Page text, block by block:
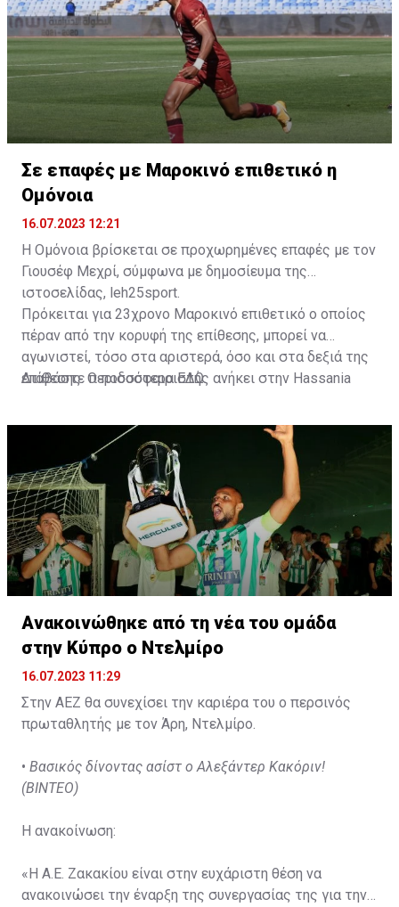
Σε επαφές με Μαροκινό επιθετικό η
Ομόνοια
16.07.2023 12:21
Η Ομόνοια βρίσκεται σε προχωρημένες επαφές με τον
Γιουσέφ Μεχρί, σύμφωνα με δημοσίευμα της
ιστοσελίδας, leh25sport.
Πρόκειται για 23χρονο Μαροκινό επιθετικό ο οποίος
πέραν από την κορυφή της επίθεσης, μπορεί να
αγωνιστεί, τόσο στα αριστερά, όσο και στα δεξιά της
επίθεσης. Ο ποδοσφαιριστής ανήκει στην Hassania
2026.
Διαβάστε περισσότεραΕΔΩ.
Ανακοινώθηκε από τη νέα του ομάδα
στην Κύπρο ο Ντελμίρο
16.07.2023 11:29
Στην ΑΕΖ θα συνεχίσει την καριέρα του ο περσινός
πρωταθλητής με τον Άρη, Ντελμίρο.
• Βασικός δίνοντας ασίστ ο Αλεξάντερ Κακόριν!
(ΒΙΝΤΕΟ)
Η ανακοίνωση:
«Η Α.Ε. Ζακακίου είναι στην ευχάριστη θέση να
ανακοινώσει την έναρξη της συνεργασίας της για την